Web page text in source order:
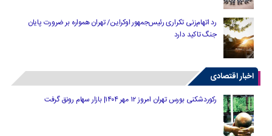
رد اتهام‌زنی تکراری رئیس‌جمهور اوکراین/ تهران همواره بر ضرورت پایان
جنگ تاکید دارد
اخبار اقتصادی
رکوردشکنی بورس تهران امروز ۱۲ مهر ۱۴۰۴| بازار سهام رونق گرفت